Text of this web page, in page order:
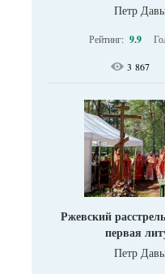
Петр
Рейтинг: 9.9
3 867
Ржевский
первая
Петр